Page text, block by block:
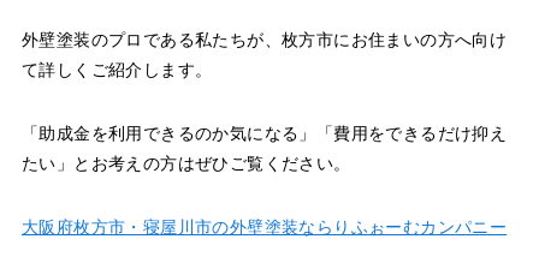
外壁塗装のプロである私たちが、枚方市にお住まいの方へ向け
て詳しくご紹介します。
「助成金を利用できるのか気になる」「費用をできるだけ抑え
たい」とお考えの方はぜひご覧ください。
大阪府枚方市・寝屋川市の外壁塗装ならりふぉーむカンパニー